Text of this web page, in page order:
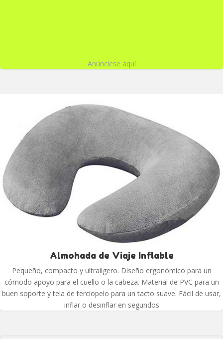
Anúnciese aquí
Almohada de Viaje Inflable
Pequeño, compacto y ultraligero. Diseño ergonómico para un
cómodo apoyo para el cuello o la cabeza. Material de PVC para un
buen soporte y tela de terciopelo para un tacto suave. Fácil de usar,
inflar o desinflar en segundos